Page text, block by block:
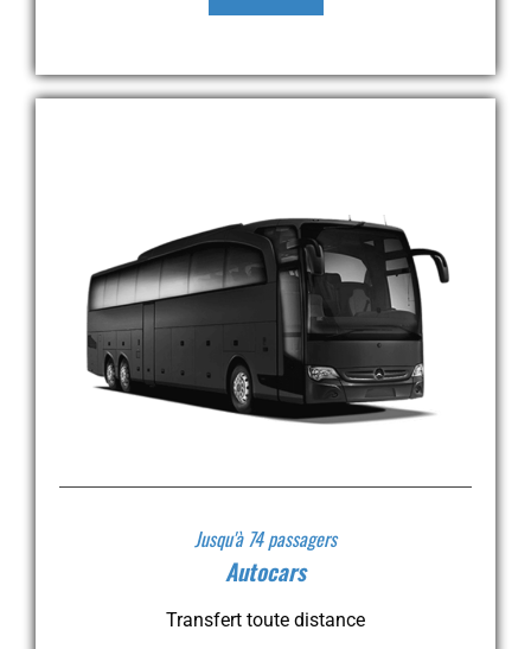
Jusqu'à 74 passagers
Autocars
Transfert toute distance